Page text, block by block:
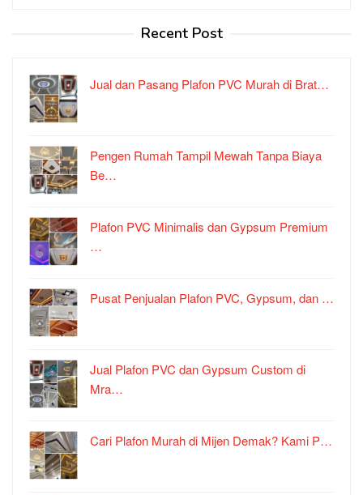
Recent Post
Jual dan Pasang Plafon PVC Murah di Brat…
Pengen Rumah Tampil Mewah Tanpa Biaya
Be…
Plafon PVC Minimalis dan Gypsum Premium
…
Pusat Penjualan Plafon PVC, Gypsum, dan …
Jual Plafon PVC dan Gypsum Custom di
Mra…
Cari Plafon Murah di Mijen Demak? Kami P…